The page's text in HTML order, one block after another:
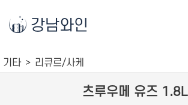
강남와인
기타 리큐르/사케
츠루우메 유즈 1.8L